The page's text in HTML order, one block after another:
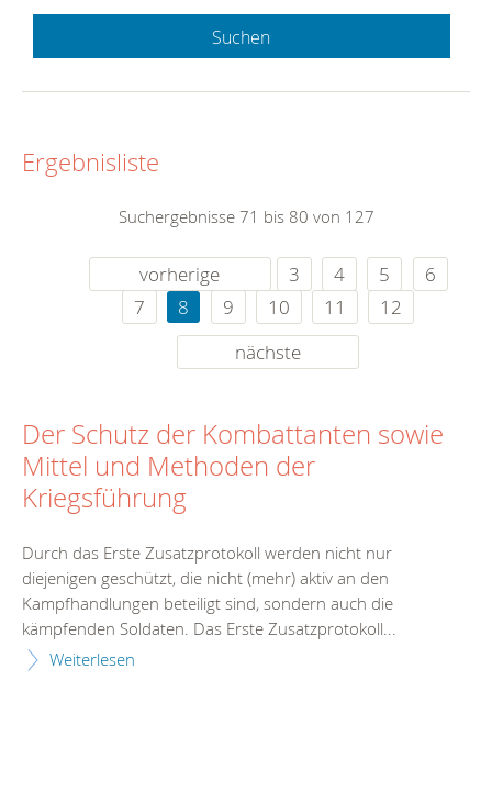
Suchen
Ergebnisliste
Suchergebnisse 71 bis 80 von 127
vorherige 3 4 5
6
7
8 9 10 11
12
nächste
Der Schutz der Kombattanten sowie
Mittel und Methoden der
Kriegsführung
Durch das Erste Zusatzprotokoll werden nicht nur
diejenigen geschützt, die nicht (mehr) aktiv an den
Kampfhandlungen beteiligt sind, sondern auch die
kämpfenden Soldaten. Das Erste Zusatzprotokoll...
Weiterlesen